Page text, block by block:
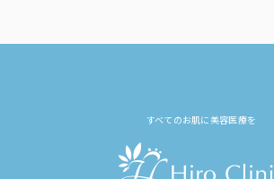
すべてのお肌に美容医療を